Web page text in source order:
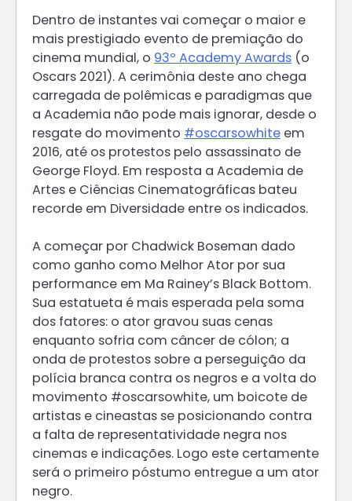
Dentro de instantes vai começar o maior e
mais prestigiado evento de premiação do
cinema mundial, o 93º Academy Awards (o
Oscars 2021). A cerimônia deste ano chega
carregada de polêmicas e paradigmas que
a Academia não pode mais ignorar, desde o
resgate do movimento #oscarsowhite em
2016, até os protestos pelo assassinato de
George Floyd. Em resposta a Academia de
Artes e Ciências Cinematográficas bateu
recorde em Diversidade entre os indicados.
A começar por Chadwick Boseman dado
como ganho como Melhor Ator por sua
performance em Ma Rainey’s Black Bottom.
Sua estatueta é mais esperada pela soma
dos fatores: o ator gravou suas cenas
enquanto sofria com câncer de cólon; a
onda de protestos sobre a perseguição da
polícia branca contra os negros e a volta do
movimento #oscarsowhite, um boicote de
artistas e cineastas se posicionando contra
a falta de representatividade negra nos
cinemas e indicações. Logo este certamente
será o primeiro póstumo entregue a um ator
negro.